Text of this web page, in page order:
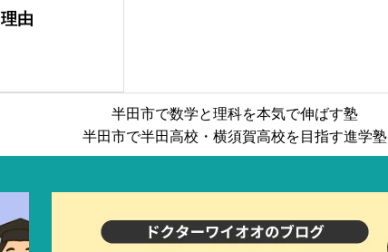
な力をバランスよく伸ばします。
由
半田市で数学と理科を本気で伸ばす塾
半田市で半田高校・横須賀高校を目指す進学塾